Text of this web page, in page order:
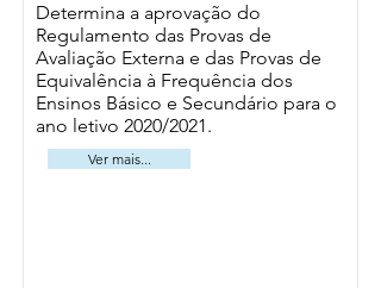
Determina a aprovação do
Regulamento das Provas de
Avaliação Externa e das Provas de
Equivalência à Frequência dos
Ensinos Básico e Secundário para o
ano letivo 2020/2021.
Ver mais...